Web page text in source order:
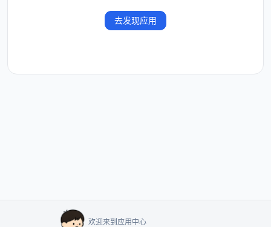
去发现应用
欢迎来到应用中心